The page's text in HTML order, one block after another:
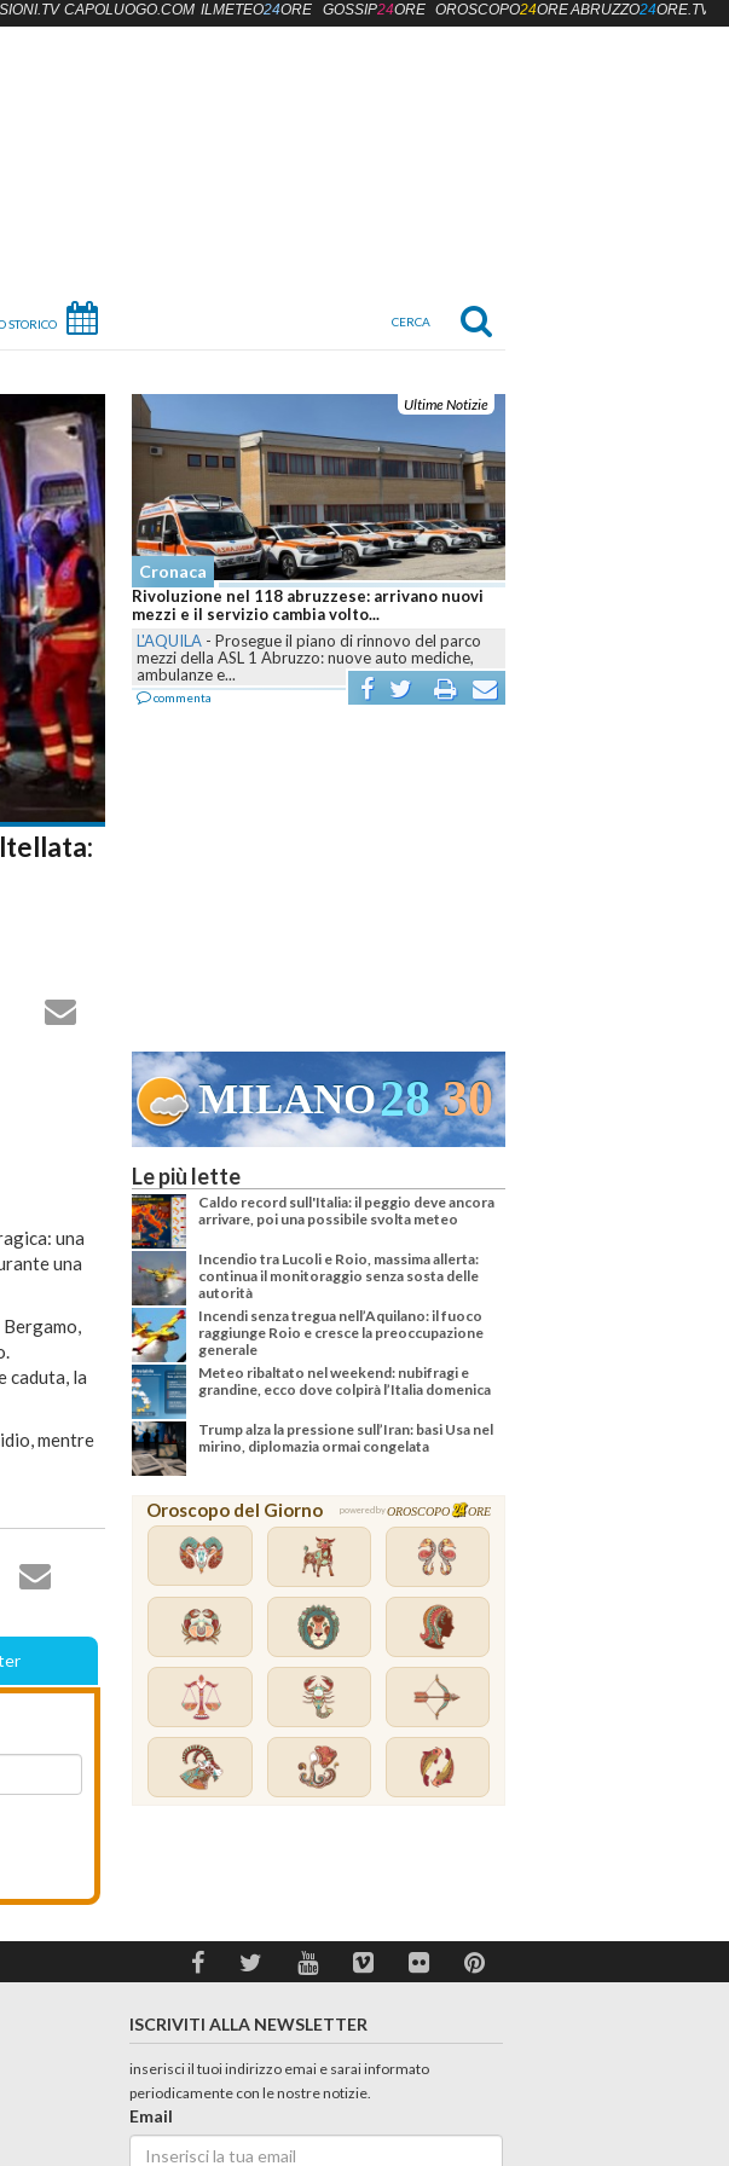
Ultime Notizie
Cronaca
Rivoluzione nel 118 abruzzese: arrivano nuovi
mezzi e il servizio cambia volto...
L'AQUILA - Prosegue il piano di rinnovo del parco
mezzi della ASL 1 Abruzzo: nuove auto mediche,
ambulanze e...
commenta
MILANO28 30
una
una
caduta, la
mentre
Le più lette
Caldo record sull'Italia: il peggio deve ancora
arrivare, poi una possibile svolta meteo
Incendio tra Lucoli e Roio, massima allerta:
continua il monitoraggio senza sosta delle
autorità
Incendi senza tregua nell’Aquilano: il fuoco
raggiunge Roio e cresce la preoccupazione
generale
Meteo ribaltato nel weekend: nubifragi e
grandine, ecco dove colpirà l’Italia domenica
Trump alza la pressione sull’Iran: basi Usa nel
mirino, diplomazia ormai congelata
Oroscopo del Giorno powered byOROSCOPO ORE
CAPOLUOGO.COM ILMETEO24ORE GOSSIP24ORE OROSCOPO24OREABRUZZO24ORE.TV
ISCRIVITI ALLA NEWSLETTER
inserisci il tuoi indirizzo emai e sarai informato
periodicamente con le nostre notizie.
Email